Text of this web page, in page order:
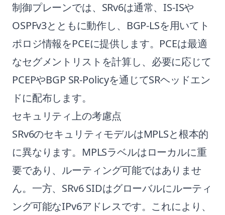
制御プレーンでは、SRv6は通常、IS-ISや
OSPFv3とともに動作し、BGP-LSを用いてト
ポロジ情報をPCEに提供します。PCEは最適
なセグメントリストを計算し、必要に応じて
PCEPやBGP SR-Policyを通じてSRヘッドエン
ドに配布します。
セキュリティ上の考慮点
SRv6のセキュリティモデルはMPLSと根本的
に異なります。MPLSラベルはローカルに重
要であり、ルーティング可能ではありませ
ん。一方、SRv6 SIDはグローバルにルーティ
ング可能なIPv6アドレスです。これにより、